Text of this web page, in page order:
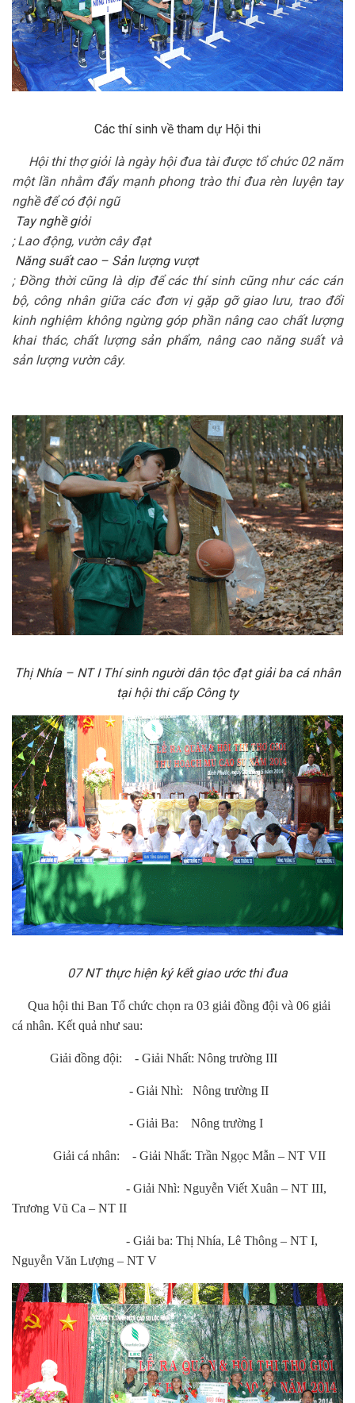
Các thí sinh về tham dự Hội thi
Hội thi thợ giỏi là ngày hội đua tài được tổ chức 02 năm
một lần nhằm đẩy mạnh phong trào thi đua rèn luyện tay
nghề để có đội ngũ
Tay nghề giỏi
; Lao động, vườn cây đạt
Năng suất cao – Sản lượng vượt
; Đồng thời cũng là dịp để các thí sinh cũng như các cán
bộ, công nhân giữa các đơn vị gặp gỡ giao lưu, trao đổi
kinh nghiệm không ngừng góp phần nâng cao chất lượng
khai thác, chất lượng sản phẩm, nâng cao năng suất và
sản lượng vườn cây.
Thị Nhía – NT I Thí sinh người dân tộc đạt giải ba cá nhân
tại hội thi cấp Công ty
07 NT thực hiện ký kết giao ước thi đua
Qua hội thi Ban Tổ chức chọn ra 03 giải đồng đội và 06 giải
cá nhân. Kết quả như sau:
Giải đồng đội: - Giải Nhất: Nông trường III
- Giải Nhì: Nông trường II
- Giải Ba: Nông trường I
Giải cá nhân: - Giải Nhất: Trần Ngọc Mẫn – NT VII
- Giải Nhì: Nguyễn Viết Xuân – NT III,
Trương Vũ Ca – NT II
- Giải ba: Thị Nhía, Lê Thông – NT I,
Nguyễn Văn Lượng – NT V